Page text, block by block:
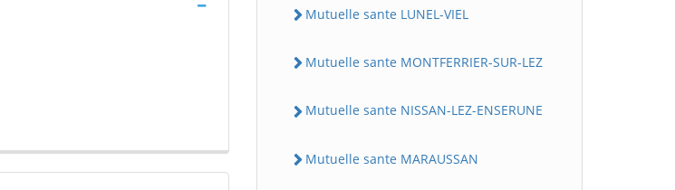
Mutuelle sante LUNEL-VIEL
Mutuelle sante MONTFERRIER-SUR-LEZ
Mutuelle sante NISSAN-LEZ-ENSERUNE
Mutuelle sante MARAUSSAN